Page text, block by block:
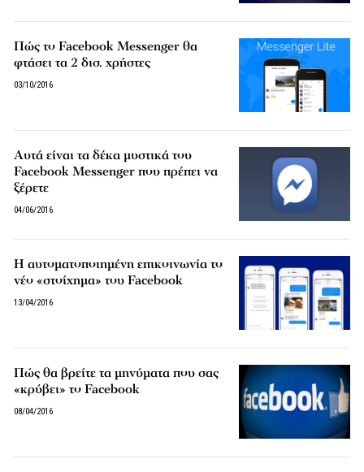
Πώς το Facebook Messenger θα
φτάσει τα 2 δισ. χρήστες
03/10/2016
Αυτά είναι τα δέκα μυστικά του
Facebook Messenger που πρέπει να
ξέρετε
04/06/2016
Η αυτοματοποιημένη επικοινωνία το
νέο «στοίχημα» του Facebook
13/04/2016
Πώς θα βρείτε τα μηνύματα που σας
«κρύβει» το Facebook
08/04/2016